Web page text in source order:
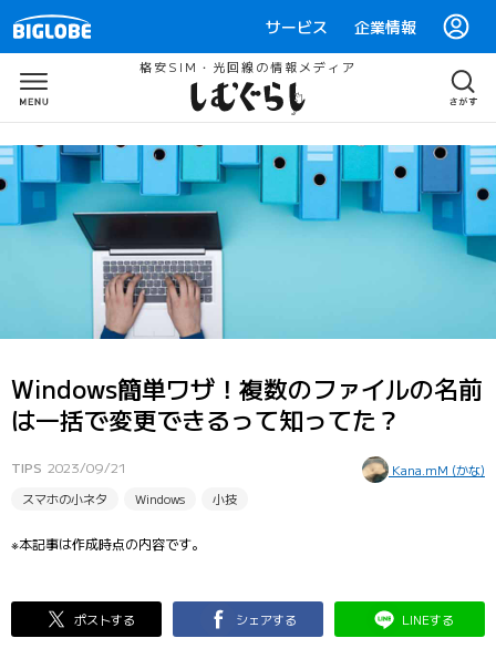
サービス 企業情報
格安SIM・光回線の情報メディア
Windows簡単ワザ！複数のファイルの名前
は一括で変更できるって知ってた？
TIPS 2023/09/21
Kana.mM (かな)
スマホの小ネタ
Windows 小技
※本記事は作成時点の内容です。
ポストする シェアする LINEする